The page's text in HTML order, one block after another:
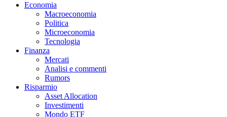
Economia
Macroeconomia
Politica
Microeconomia
Tecnologia
Finanza
Mercati
Analisi e commenti
Rumors
Risparmio
Asset Allocation
Investimenti
Mondo ETF